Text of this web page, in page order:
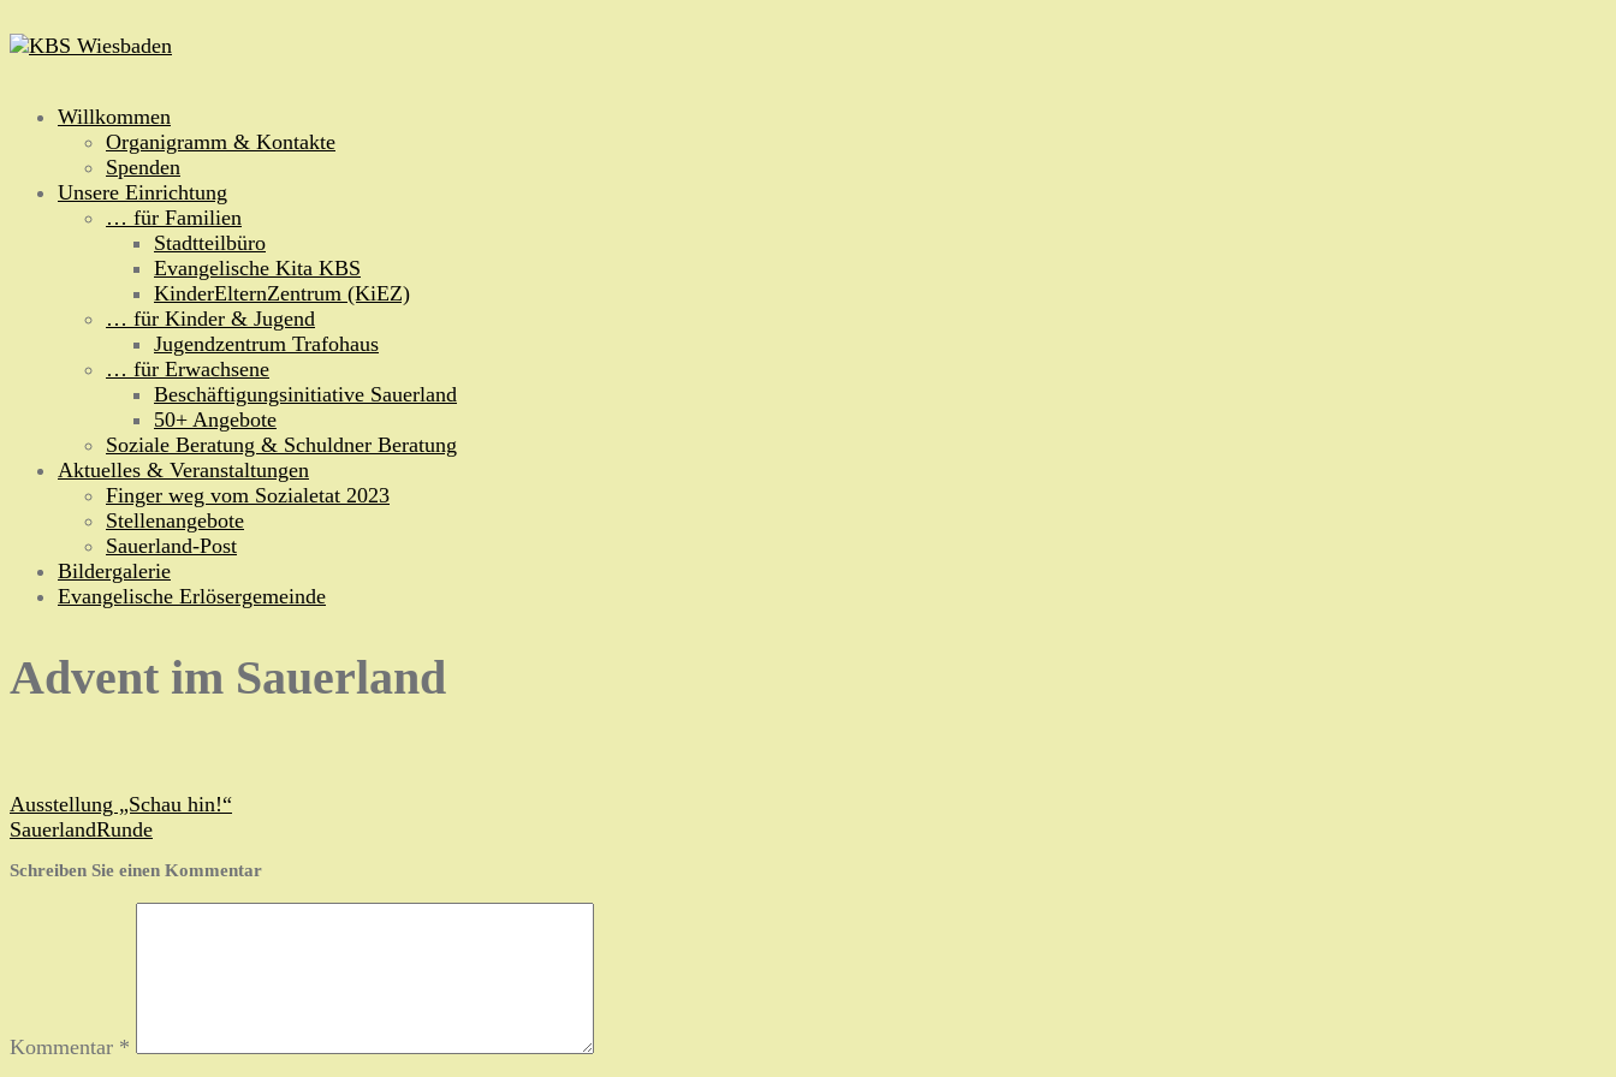
Inhalt
Willkommen
Organigramm & Kontakte
Spenden
Unsere Einrichtung
… für Familien
Stadtteilbüro
Evangelische Kita KBS
KinderElternZentrum (KiEZ)
… für Kinder & Jugend
Jugendzentrum Trafohaus
… für Erwachsene
Beschäftigungsinitiative Sauerland
50+ Angebote
Soziale Beratung & Schuldner Beratung
Aktuelles & Veranstaltungen
Finger weg vom Sozialetat 2023
Stellenangebote
Sauerland-Post
Bildergalerie
Evangelische Erlösergemeinde
Advent im Sauerland
Beitragsnavigation
Ausstellung „Schau hin!“
SauerlandRunde
Schreiben Sie einen Kommentar
Kommentar *